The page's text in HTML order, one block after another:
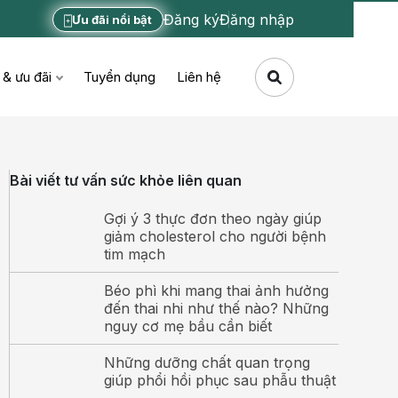
Ưu đãi nổi bật Đăng kýĐăng nhập
ưu đãi Tuyển dụng Liên hệ
Bài viết tư vấn sức khỏe liên quan
Gợi ý 3 thực đơn theo ngày giúp
giảm cholesterol cho người bệnh
tim mạch
Béo phì khi mang thai ảnh hưởng
đến thai nhi như thế nào? Những
nguy cơ mẹ bầu cần biết
Những dưỡng chất quan trọng
giúp phổi hồi phục sau phẫu thuật